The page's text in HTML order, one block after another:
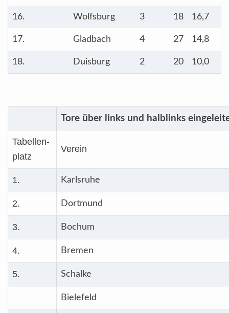
16. Wolfsburg 3 18 16,7
17. Gladbach 4 27 14,8
18. Duisburg 2 20 10,0
Tore über links und halblinks
Tabellen-
platz
Verein
1. Karlsruhe
2. Dortmund
3. Bochum
4. Bremen
5. Schalke
Bielefeld